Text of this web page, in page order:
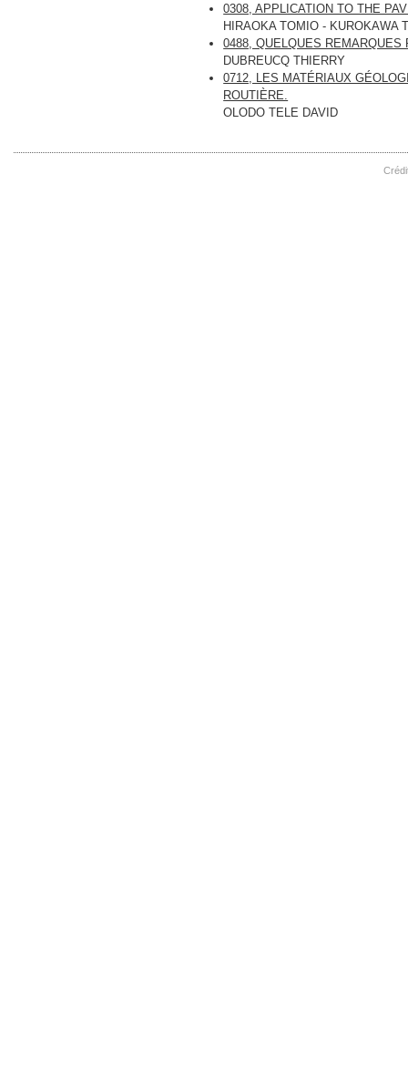
0308, APPLICATION TO THE
HIRAOKA TOMIO - KUROKAWA
0488, QUELQUES
DUBREUCQ THIERRY
0712, LES MATÉRIAUX
ROUTIÈRE.
OLODO TELE DAVID